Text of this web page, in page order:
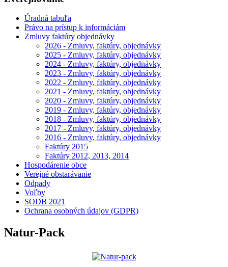
Úradná tabuľa
Právo na prístup k informáciám
Zmluvy faktúry objednávky
2026 - Zmluvy, faktúry, objednávky
2025 - Zmluvy, faktúry, objednávky
2024 - Zmluvy, faktúry, objednávky
2023 - Zmluvy, faktúry, objednávky
2022 - Zmluvy, faktúry, objednávky
2021 - Zmluvy, faktúry, objednávky
2020 - Zmluvy, faktúry, objednávky
2019 - Zmluvy, faktúry, objednávky
2018 - Zmluvy, faktúry, objednávky
2017 - Zmluvy, faktúry, objednávky
2016 - Zmluvy, faktúry, objednávky
Faktúry 2015
Faktúry 2012, 2013, 2014
Hospodárenie obce
Verejné obstarávanie
Odpady
Voľby
SODB 2021
Ochrana osobných údajov (GDPR)
Natur-Pack